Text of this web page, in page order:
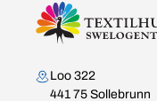
Kontakta oss
Loo 322
441 75 Sollebrunn